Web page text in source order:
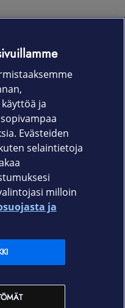
laitteen lataamiseen ja
ja iPad-mallien
ja
Evästeiden
selaintietoja
milloin
ja